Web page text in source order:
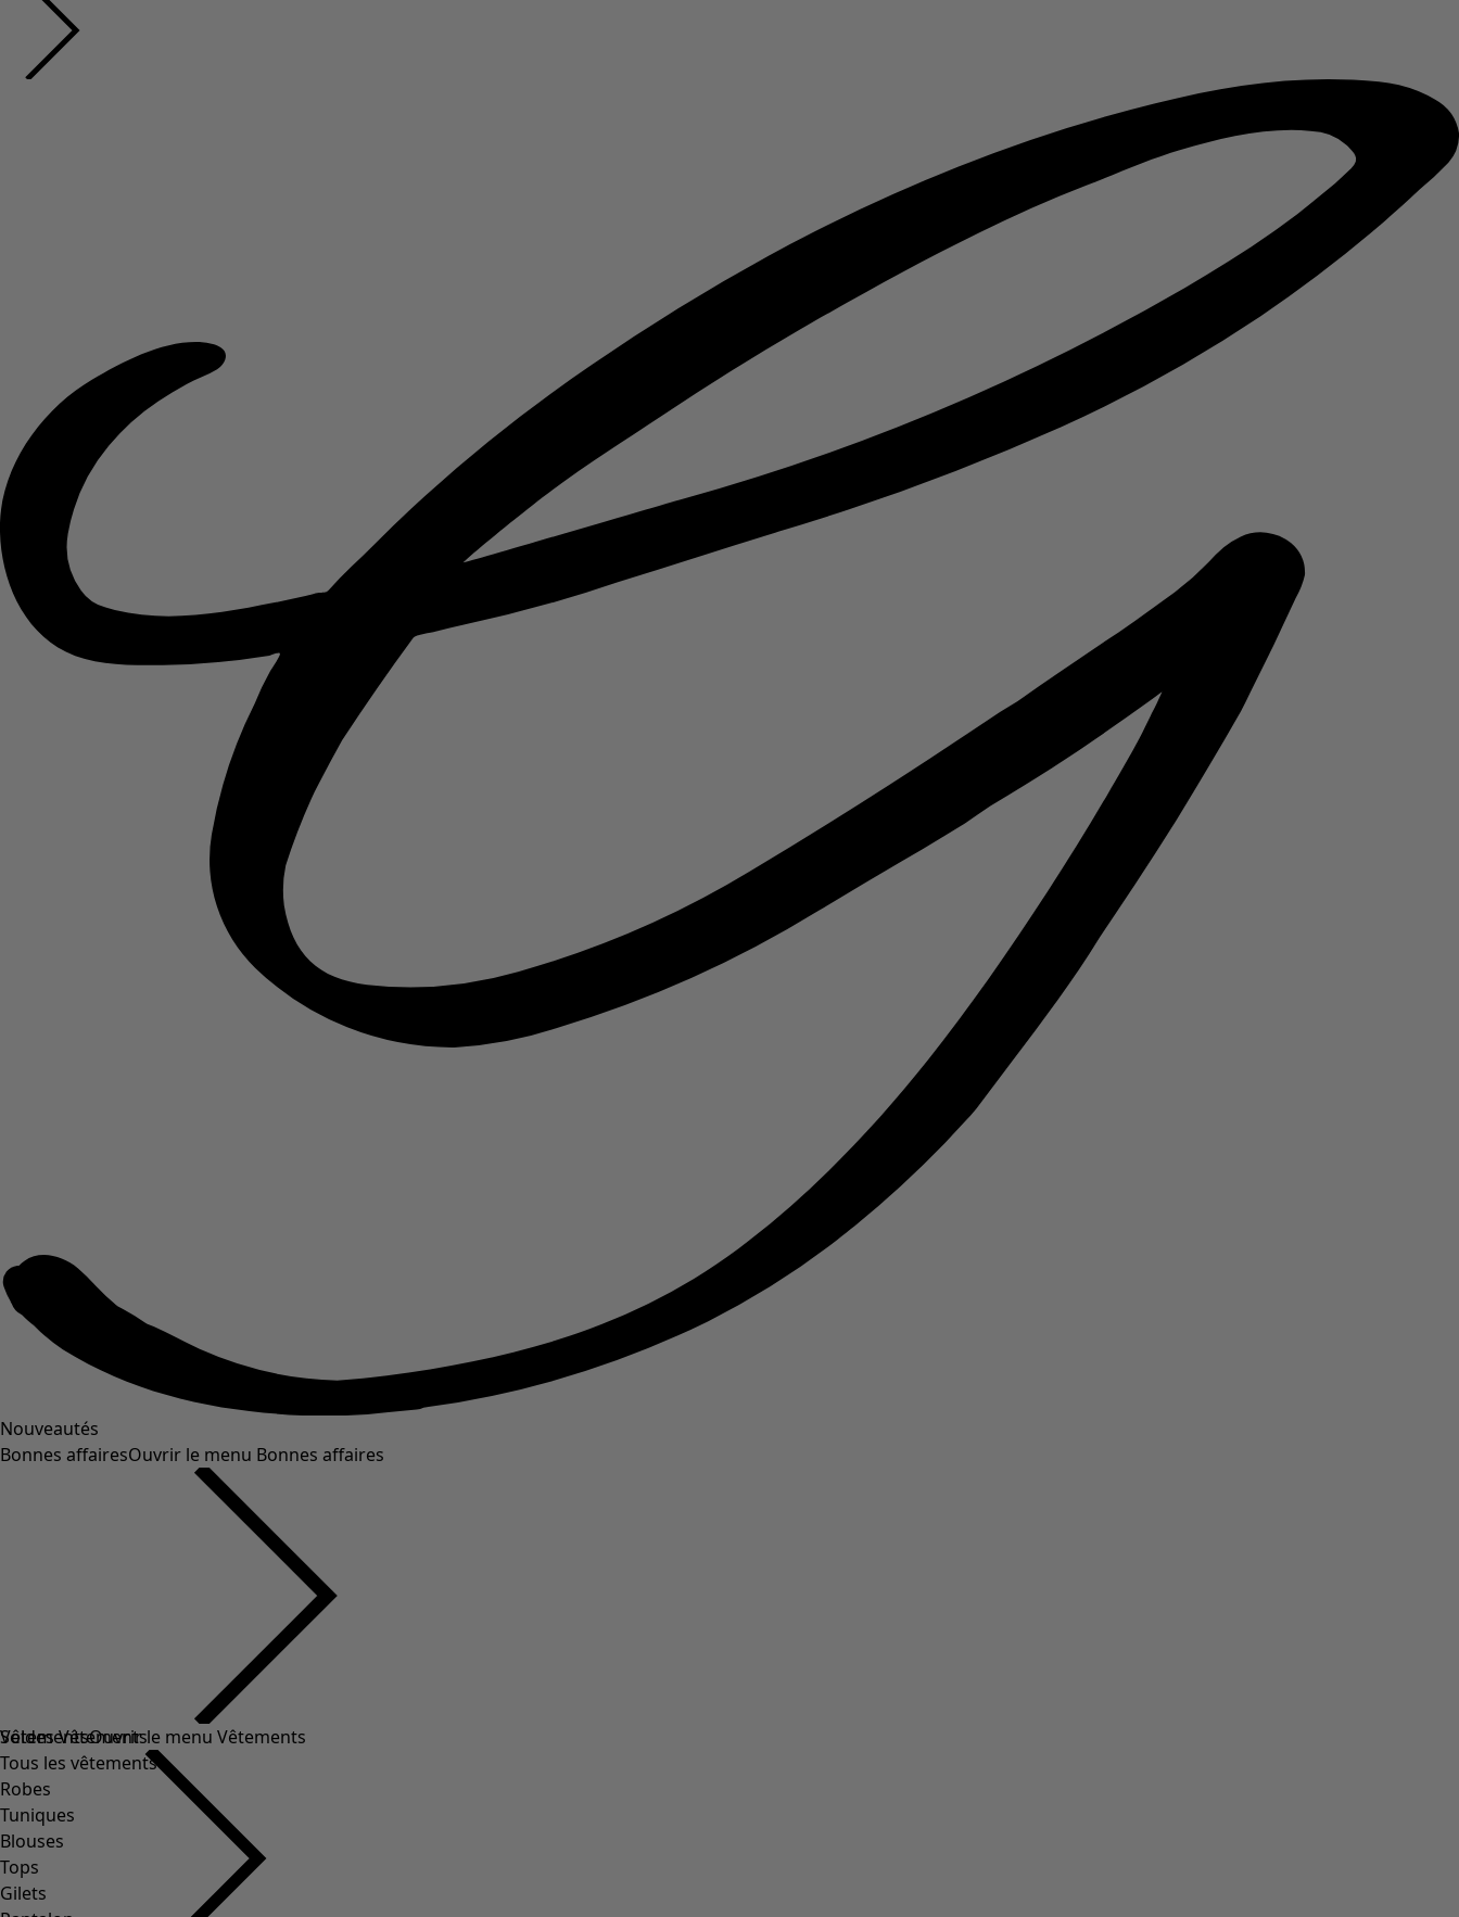
Nouveautés
Bonnes affairesOuvrir le menu Bonnes affaires
Soldes Vêtements
Tous les vêtements
Robes
Tuniques
Blouses
Tops
Gilets
VêtementsOuvrir le menu Vêtements